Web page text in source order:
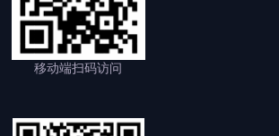
移动端扫码访问